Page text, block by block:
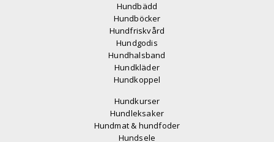
Hundbädd
Hundböcker
Hundfriskvård
Hundgodis
Hundhalsband
Hundkläder
Hundkoppel
Hundkurser
Hundleksaker
Hundmat & hundfoder
Hundsele